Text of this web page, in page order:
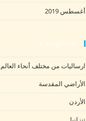
أغسطس 2019
Categories
ارساليات من مختلف أنحاء العالم
الأراضي المقدسة
الأردن